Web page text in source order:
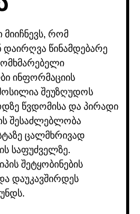
რომ
წინამდებარე
ინფორმაციის
შეუზღუდოს
წვდომისა და პირადი
შესაძლებლობა
ცალმხრივად
საფუძველზე.
შეტყობინების
დაუკავშირდეს